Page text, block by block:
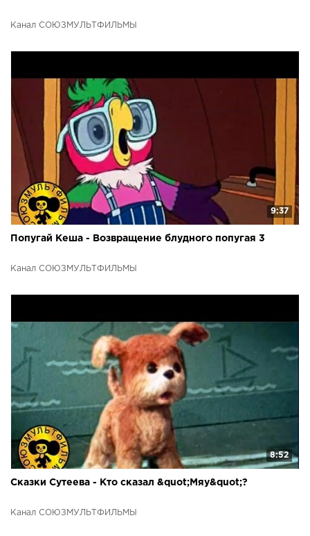
Канал СОЮЗМУЛЬТФИЛЬМЫ
9:37
Попугай Кеша - Возвращение блудного попугая 3
Канал СОЮЗМУЛЬТФИЛЬМЫ
8:52
Сказки Сутеева - Кто сказал &quot;Мяу&quot;?
Канал СОЮЗМУЛЬТФИЛЬМЫ